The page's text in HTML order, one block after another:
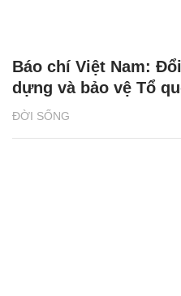
ĐỜI SỐNG
Báo chí Việt Nam:
dựng và bảo vệ Tổ